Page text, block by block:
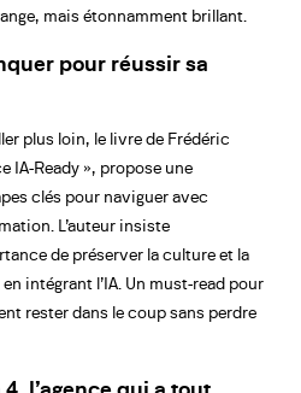
mais étonnamment brillant.
pour réussir sa
plus loin, le livre de Frédéric
IA-Ready », propose une
clés pour naviguer avec
L’auteur insiste
de préserver la culture et la
intégrant l’IA. Un must-read pour
rester dans le coup sans perdre